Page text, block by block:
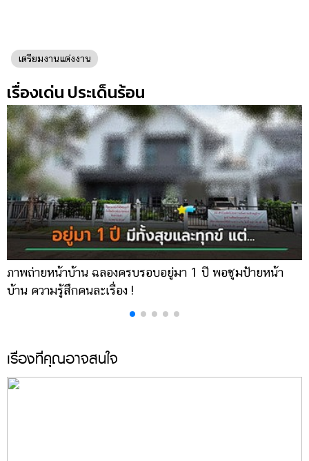
เตรียมงานแต่งงาน
เรื่องเด่น ประเด็นร้อน
ภาพถ่ายหน้าบ้าน ฉลองครบรอบอยู่มา 1 ปี พอซูมป้ายหน้า
บ้าน ความรู้สึกคนละเรื่อง !
เรื่องที่คุณอาจสนใจ